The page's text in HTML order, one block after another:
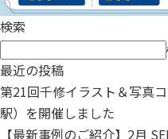
検索
最近の投稿
第21回千修イラスト＆写真
駅）を開催しました
【最新事例のご紹介】2月